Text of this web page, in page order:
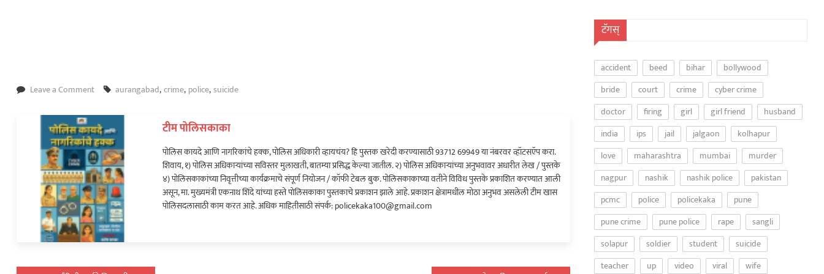
Leave a Commenton
कमी
उंचीमुळे
घेतला
जगाचा
निरोप…
aurangabad,crime, police,suicide
टीम पोलिसकाका
पोलिस कायदे आणि नागरिकांचे हक्क, पोलिस अधिकारी व्हायचंय? हि पुस्तक खरेदी करण्यासाठी 93712 69949 या नंबरवर व्हॉटसऍप करा.
शिवाय, १) पोलिस अधिकाऱ्यांच्या सविस्तर मुलाखती, बातम्या प्रसिद्ध केल्या जातील. २) पोलिस अधिकाऱ्यांच्या अनुभवावर अधारीत लेख / पुस्तके
४) पोलिसकाकांच्या निवृत्तीच्या कार्यक्रमाचे संपूर्ण नियोजन / कॉफी टेबल बुक. पोलिसकाकाच्या वतीने विविध पुस्तके प्रकाशित करण्यात आली
असून, मा. मुख्यमंत्री एकनाथ शिंदे यांच्या हस्ते पोलिसकाका पुस्तकाचे प्रकाशन झाले आहे. प्रकाशन क्षेत्रामधील मोठा अनुभव असलेली टीम खास
पोलिसदलासाठी काम करत आहे. अधिक माहितीसाठी संपर्क: policekaka100@gmail.com
टॅगस्
accident beed bihar
bollywood
bride
court crime
cyber crime
doctor
firing girl girl friend
husband
india
ips jail jalgaon
kolhapur
love
maharashtra mumbai
murder
nagpur
nashik nashik police
pakistan
pcmc
police policekaka
pune
pune crime
pune police rape
sangli
solapur
soldier student
suicide
teacher
up video viral wife